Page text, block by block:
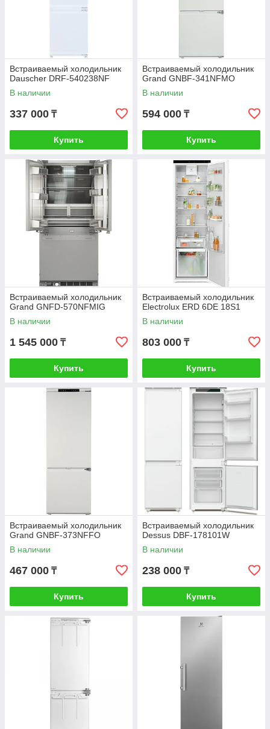
Встраиваемый холодильник
Dauscher DRF-540238NF
В наличии
337 000 ₸
Купить
Встраиваемый холодильник
Grand GNBF-341NFMO
В наличии
594 000 ₸
Купить
Встраиваемый холодильник
Grand GNFD-570NFMIG
В наличии
1 545 000 ₸
Купить
Встраиваемый холодильник
Electrolux ERD 6DE 18S1
В наличии
803 000 ₸
Купить
Встраиваемый холодильник
Grand GNBF-373NFFO
В наличии
467 000 ₸
Купить
Встраиваемый холодильник
Dessus DBF-178101W
В наличии
238 000 ₸
Купить